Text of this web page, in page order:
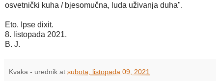
osvetnički kuha / bjesomučna, luda uživanja duha".
Eto. Ipse dixit.
8. listopada 2021.
B. J.
Kvaka - urednik at subota, listopada 09, 2021